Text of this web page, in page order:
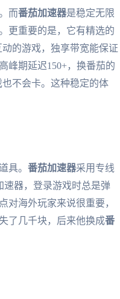
而番茄加速器是稳定无限
更重要的是，它有精选的
的游戏，独享带宽能保证
峰期延迟150+，换番茄的
不会卡。这种稳定的体
具。 番茄加速器采用专线
速器，登录游戏时总是弹
对海外玩家来说很重要，
了几千块，后来他换成番